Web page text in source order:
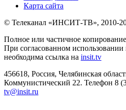
Карта сайта
© Телеканал «ИНСИТ-ТВ», 2010-
Полное или частичное
При согласованном использовании
необходима ссылка на insit.tv
456618, Россия, Челябинская
Коммунистический 22. Телефон 8
tv@insit.ru